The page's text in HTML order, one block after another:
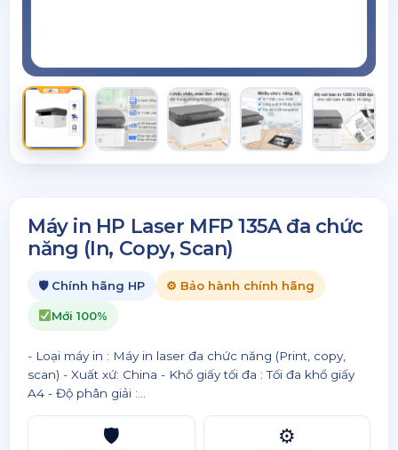
Máy in HP Laser MFP 135A đa chức
năng (In, Copy, Scan)
🛡 Chính hãng HP ⚙ Bảo hành chính hãng
Mới 100%
- Loại máy in : Máy in laser đa chức năng (Print, copy,
scan) - Xuất xứ: China - Khổ giấy tối đa : Tối đa khổ giấy
A4 - Độ phân giải :...
🛡 ⚙